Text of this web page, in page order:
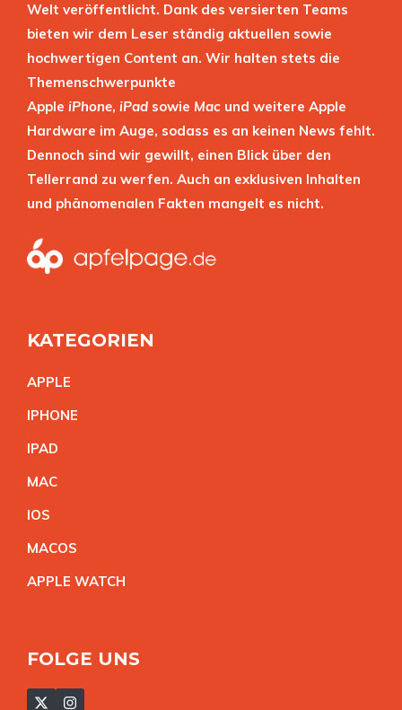
Welt veröffentlicht. Dank des versierten Teams
bieten wir dem Leser ständig aktuellen sowie
hochwertigen Content an. Wir halten stets die
Themenschwerpunkte
Apple iPhone, iPad sowie Mac und weitere Apple
Hardware im Auge, sodass es an keinen News fehlt.
Dennoch sind wir gewillt, einen Blick über den
Tellerrand zu werfen. Auch an exklusiven Inhalten
und phänomenalen Fakten mangelt es nicht.
KATEGORIEN
APPLE
IPHONE
IPAD
MAC
IOS
MACOS
APPLE WATCH
FOLGE UNS